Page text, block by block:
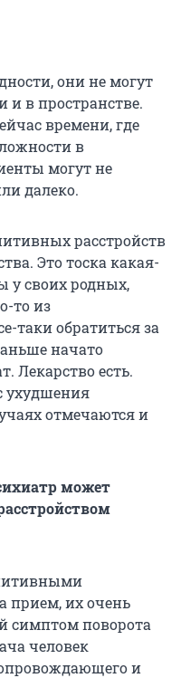
они не могут
и в пространстве.
времени, где
в
могут не
далеко.
расстройств
Это тоска какая-
у своих родных,
то из
таки обратиться за
начато
Лекарство есть.
ухудшения
отмечаются и
может
прием, их очень
симптом поворота
человек
и